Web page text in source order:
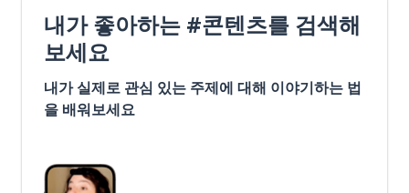
내가 좋아하는 #콘텐츠를 검색해
보세요
내가 실제로 관심 있는 주제에 대해 이야기하는 법
을 배워보세요